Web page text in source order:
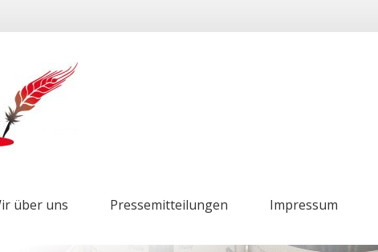
über uns Pressemitteilungen Impressum